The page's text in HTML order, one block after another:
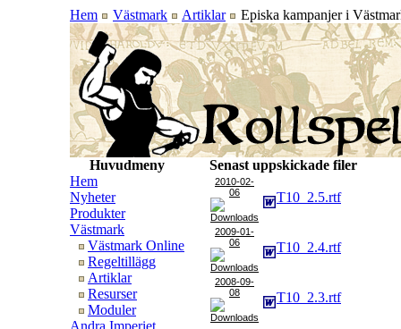
Hem Västmark Artiklar Episka kampanjer i
Huvudmeny
Hem
Nyheter
Produkter
Västmark
Västmark Online
Regeltillägg
Artiklar
Resurser
Moduler
Andra Imperiet
Senast uppskickade filer
2010-02-
06
T10_2.5.rtf
2009-01-
06
T10_2.4.rtf
2008-09-
08
T10_2.3.rtf